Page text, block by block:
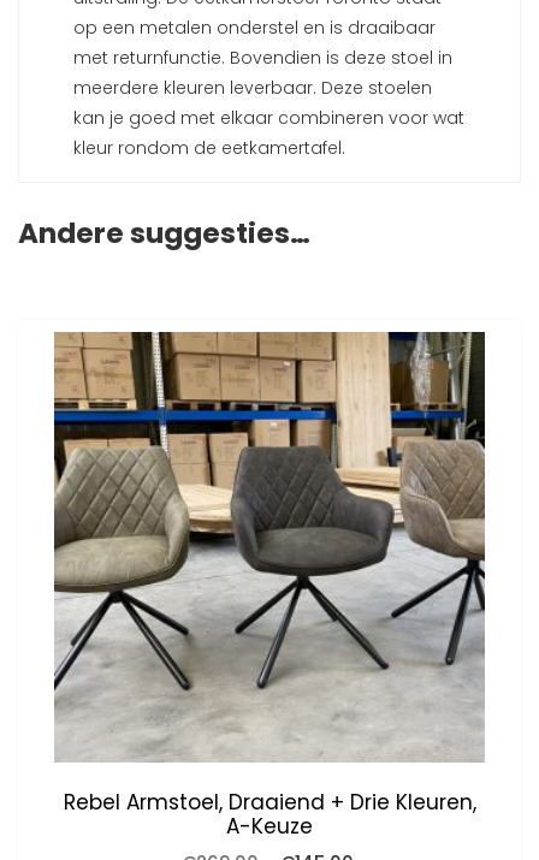
op een metalen onderstel en is draaibaar
met returnfunctie. Bovendien is deze stoel in
meerdere kleuren leverbaar. Deze stoelen
kan je goed met elkaar combineren voor wat
kleur rondom de eetkamertafel.
Andere suggesties…
Rebel Armstoel, Draaiend + Drie Kleuren,
A-Keuze